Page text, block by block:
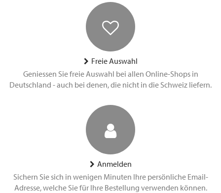
Freie Auswahl
Geniessen Sie freie Auswahl bei allen Online-Shops in
Deutschland - auch bei denen, die nicht in die Schweiz liefern.
Anmelden
Sichern Sie sich in wenigen Minuten Ihre persönliche Email-
Adresse, welche Sie für Ihre Bestellung verwenden können.